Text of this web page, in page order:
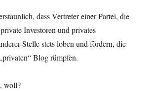
dass Vertreter einer Partei, die
Investoren und privates
Stelle stets loben und fördern, die
Blog rümpfen.
woll?